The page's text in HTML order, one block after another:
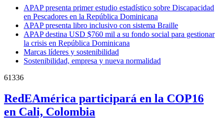
APAP presenta primer estudio estadístico sobre Discapacidad
en Pescadores en la República Dominicana
APAP presenta libro inclusivo con sistema Braille
APAP destina USD $760 mil a su fondo social para gestionar
la crisis en República Dominicana
Marcas líderes y sostenibilidad
Sostenibilidad, empresa y nueva normalidad
61336
RedEAmérica participará en la COP16
en Cali, Colombia